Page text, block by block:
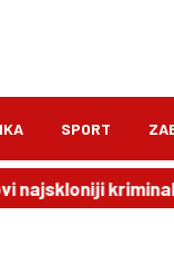
SPORT
kriminalu